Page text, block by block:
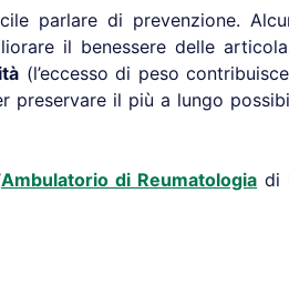
parlare di prevenzione.
il benessere delle
(l’eccesso di peso
preservare il più a lungo
Ambulatorio di Reumatologia di